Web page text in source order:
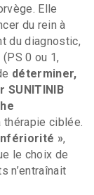
Elle
du rein à
du diagnostic,
0 ou 1,
déterminer,
ciblée.
»,
le choix de
n’entraînait